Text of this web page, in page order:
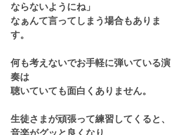
ならないようにね」
なぁんて言ってしまう場合もありま
す。
何も考えないでお手軽に弾いている演
奏は
聴いていても面白くありません。
生徒さまが頑張って練習してくると、
音楽がグッと良くなり